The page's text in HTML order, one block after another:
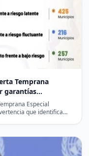
Temprana
garantías
Especial
que identifica